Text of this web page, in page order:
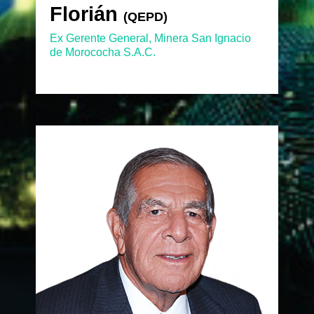
Florián (QEPD)
Ex Gerente General, Minera San Ignacio
de Morococha S.A.C.
Florián (QEPD)